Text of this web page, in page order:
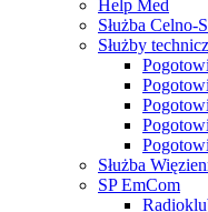
Help Med
Służba Celno-
Służby
Służba
SP EmCom